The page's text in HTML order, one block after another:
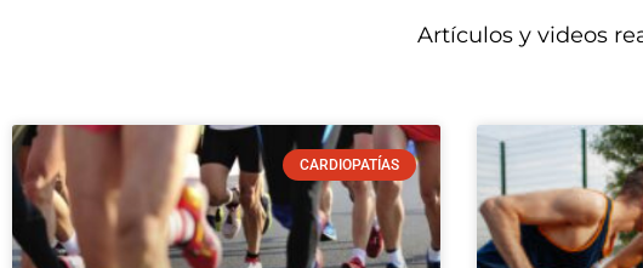
Artículos y videos
CARDIOPATÍAS